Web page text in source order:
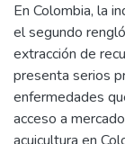
En Colombia, la
el segundo
extracción de
presenta serios
enfermedades
acceso a